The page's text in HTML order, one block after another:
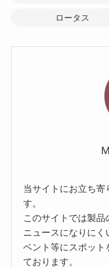
ロータス
当サイトにお立ち寄
す。
このサイトでは製品
ニュースになりにく
ベント等にスポット
ております。